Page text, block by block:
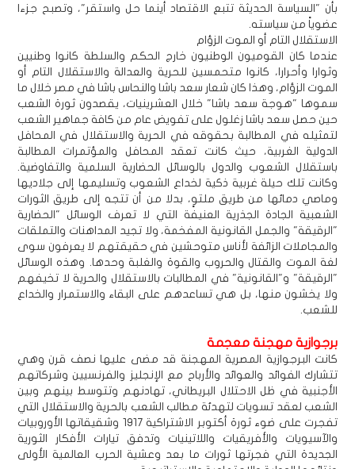
بأن "السياسة الحديثة تتبع الاقتصاد أينما حل واستقر"، وتصبح جزءا
عضوياً من سياسته.
الاستقلال التام أو الموت الزؤام
عندما كان القوميون الوطنيون خارج الحكم والسلطة كانوا وطنيين
وثوارا وأحرارا، كانوا متحمسين للحرية والعدالة والاستقلال التام أو
الموت الزؤام، وهذا كان شعار سعد باشا والنحاس باشا في مصر خلال ما
سموها "هوجة سعد باشا" خلال العشرينيات، يقصدون ثورة الشعب
حين حصل سعد باشا زغلول على تفويض عام من كافة جماهير الشعب
لتمثيله في المطالبة بحقوقه في الحرية والاستقلال في المحافل
الدولية الغربية، حيث كانت تعقد المحافل والمؤتمرات المطالبة
باستقلال الشعوب والدول بالوسائل الحضارية السلمية والتفاوضية.
وكانت تلك حيلة غربية ذكية لخداع الشعوب وتسليمها إلى جلاديها
وماصي دمائها من طريق ملتوٍ، بدلا من أن تتجه إلى طريق الثورات
الشعبية الجادة الجذرية العنيفة التي لا تعرف الوسائل "الحضارية
"الرقيقة" والجمل القانونية المفخمة، ولا تجيد المداهنات والتملقات
والمجاملات الزائفة لأناس متوحشين في حقيقتهم لا يعرفون سوى
لغة الموت والقتال والحروب والقوة والغلبة وحدها. وهذه الوسائل
"الرقيقة" و"القانونية" في المطالبات بالاستقلال والحرية لا تخيفهم
ولا يخشون منها، بل هي تساعدهم على البقاء والاستمرار والخداع
للشعب.
برجوازية مهجنة معجمة
كانت البرجوازية المصرية المهجنة قد مضى عليها نصف قرن وهي
تتشارك الفوائد والعوائد والأرباح مع الإنجليز والفرنسيين وشركاتهم
الأجنبية في ظل الاحتلال البريطاني، تهادنهم وتتوسط بينهم وبين
الشعب لعقد تسويات لتهدئة مطالب الشعب بالحرية والاستقلال التي
تفجرت على ضوء ثورة أكتوبر الاشتراكية 1917 وشقيقاتها الأوروبيات
والآسيويات والأفريقيات واللاتينيات وتدفق تيارات الأفكار الثورية
الجديدة التي فجرتها ثورات ما بعد وعشية الحرب العالمية الأولى